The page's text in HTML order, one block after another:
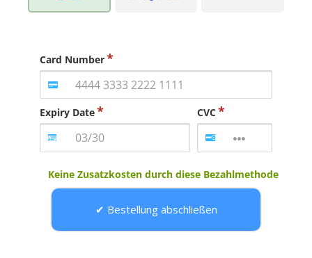
Card Number
Expiry Date CVC
Keine Zusatzkosten durch diese Bezahlmethode
Bestellung abschließen